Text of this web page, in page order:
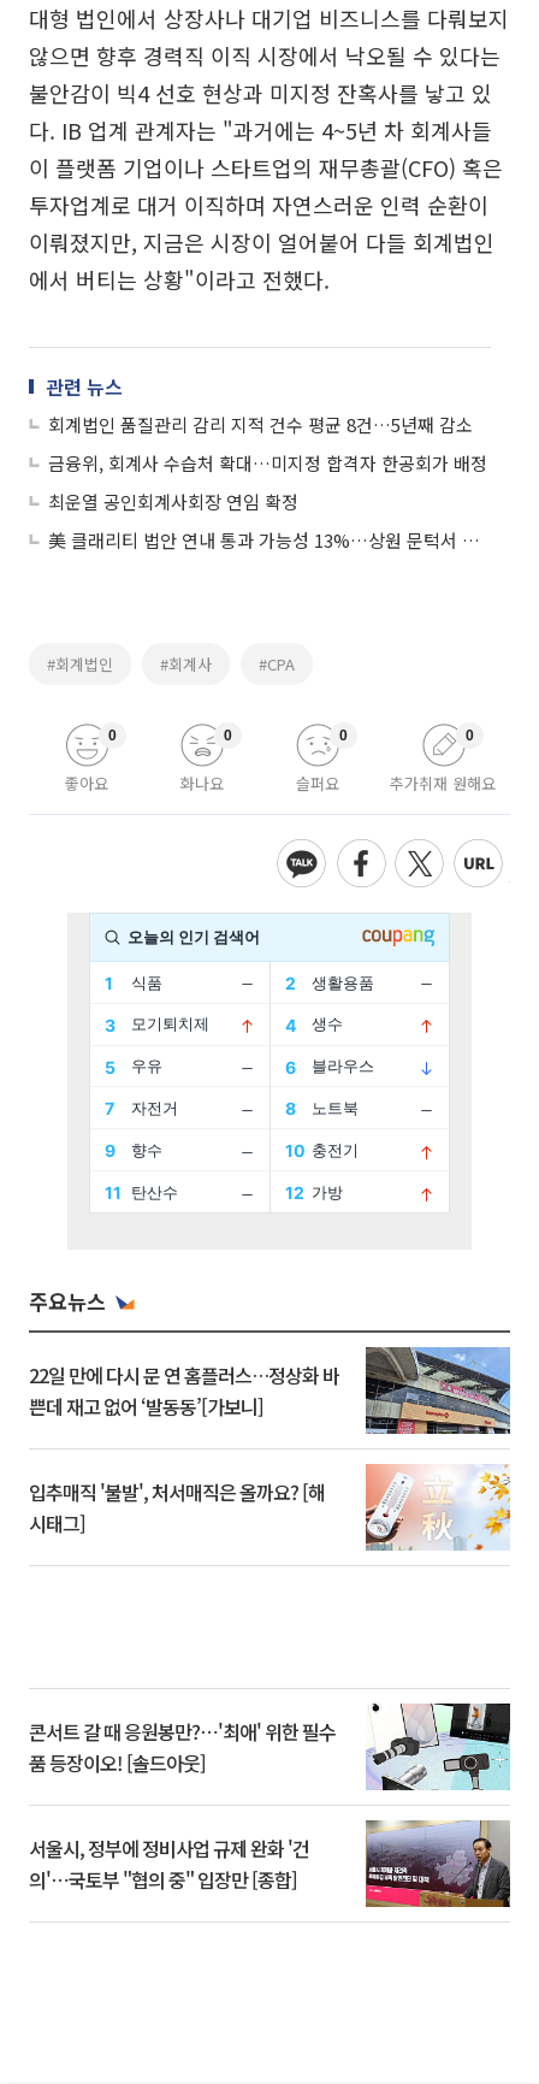
대형 법인에서 상장사나 대기업 비즈니스를 다뤄보지
않으면 향후 경력직 이직 시장에서 낙오될 수 있다는
불안감이 빅4 선호 현상과 미지정 잔혹사를 낳고 있
다. IB 업계 관계자는 "과거에는 4~5년 차 회계사들
이 플랫폼 기업이나 스타트업의 재무총괄(CFO) 혹은
투자업계로 대거 이직하며 자연스러운 인력 순환이
이뤄졌지만, 지금은 시장이 얼어붙어 다들 회계법인
에서 버티는 상황"이라고 전했다.
관련 뉴스
회계법인 품질관리 감리 지적 건수 평균 8건…5년째 감소
금융위, 회계사 수습처 확대…미지정 합격자 한공회가 배정
최운열 공인회계사회장 연임 확정
美 클래리티 법안 연내 통과 가능성 13%…상원 문턱서 제동
#회계법인 #회계사 #CPA
좋아요
0
화나요
0
슬퍼요
0
추가취재 원해요
0
주요뉴스
22일 만에 다시 문 연 홈플러스…정상화 바
쁜데 재고 없어 ‘발동동’[가보니]
입추매직 '불발', 처서매직은 올까요? [해
시태그]
콘서트 갈 때 응원봉만?⋯'최애' 위한 필수
품 등장이오! [솔드아웃]
서울시, 정부에 정비사업 규제 완화 '건
의'⋯국토부 "협의 중" 입장만 [종합]